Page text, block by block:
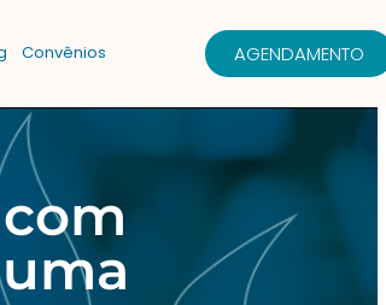
Convênios AGENDAMENTO